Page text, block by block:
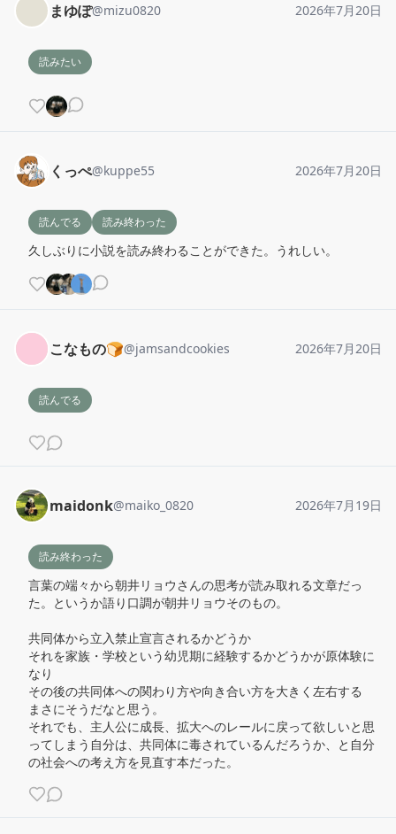
まゆぽ@mizu0820 2026年7月20日
読みたい
くっぺ@kuppe55 2026年7月20日
読んでる 読み終わった
久しぶりに小説を読み終わることができた。うれしい。
こなもの🍞@jamsandcookies 2026年7月20日
読んでる
maidonk@maiko_0820 2026年7月19日
読み終わった
言葉の端々から朝井リョウさんの思考が読み取れる文章だっ
た。というか語り口調が朝井リョウそのもの。
共同体から立入禁止宣言されるかどうか
それを家族・学校という幼児期に経験するかどうかが原体験に
なり
その後の共同体への関わり方や向き合い方を大きく左右する
まさにそうだなと思う。
それでも、主人公に成長、拡大へのレールに戻って欲しいと思
ってしまう自分は、共同体に毒されているんだろうか、と自分
の社会への考え方を見直す本だった。